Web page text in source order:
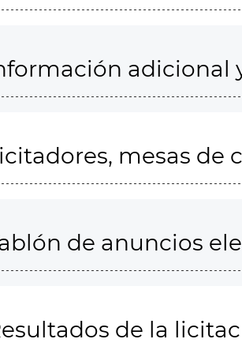
adicional
mesas de
de anuncios
de la